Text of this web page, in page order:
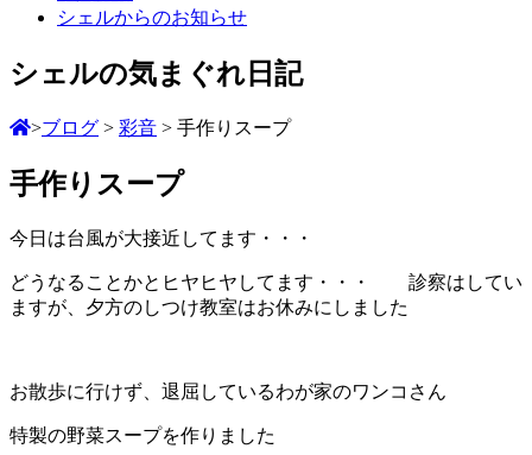
シェルからのお知らせ
シェルの気まぐれ日記
>ブログ > 彩音 > 手作りスープ
手作りスープ
今日は台風が大接近してます・・・
どうなることかとヒヤヒヤしてます・・・
診察はしてい
ますが、夕方のしつけ教室はお休みにしました
お散歩に行けず、退屈しているわが家のワンコさん
特製の野菜スープを作りました